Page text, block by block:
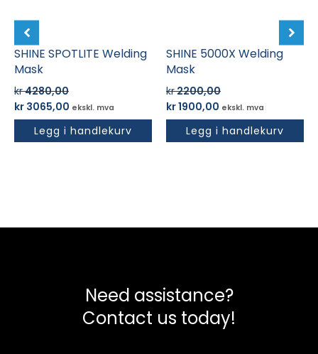
SHINE SPOTLITE Welding
Mask
kr4280,00
Opprinnelig
pris
kr 3065,00 Nåværende
pris
er:
ekskl. mva
Legg i handlekurv
SHINE 5000X Welding
Mask
kr2200,00
Opprinnelig
pris
kr1900,00 Nåværende
pris
er:
ekskl. mva
Legg i handlekurv
Need assistance?
Contact us today!